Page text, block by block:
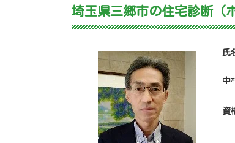
埼玉県三郷市の住宅診断（
氏
中
資